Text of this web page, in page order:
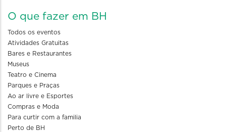
O que fazer em BH
Todos os eventos
Atividades Gratuitas
Bares e Restaurantes
Museus
Teatro e Cinema
Parques e Praças
Ao ar livre e Esportes
Compras e Moda
Para curtir com a familia
Perto de BH